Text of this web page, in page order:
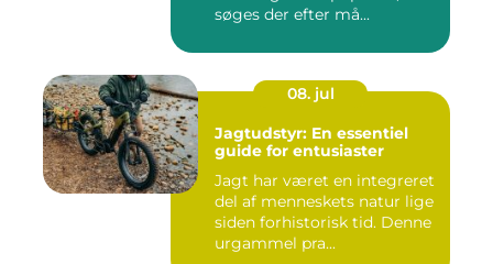
søges der efter må...
08. jul
Jagtudstyr: En essentiel
guide for entusiaster
Jagt har været en integreret
del af menneskets natur lige
siden forhistorisk tid. Denne
urgammel pra...